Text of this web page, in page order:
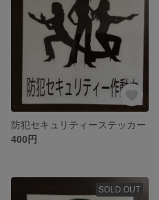
防犯セキュリティーステッカー
400円
SOLD OUT